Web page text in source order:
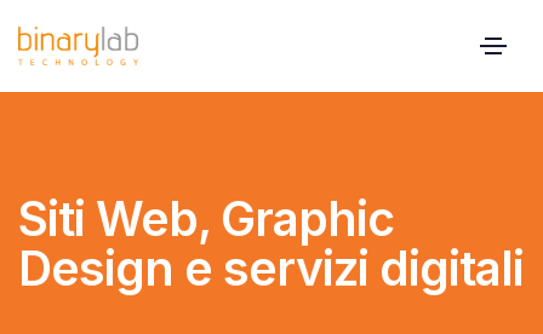
Siti Web, Graphic
Design e servizi digitali